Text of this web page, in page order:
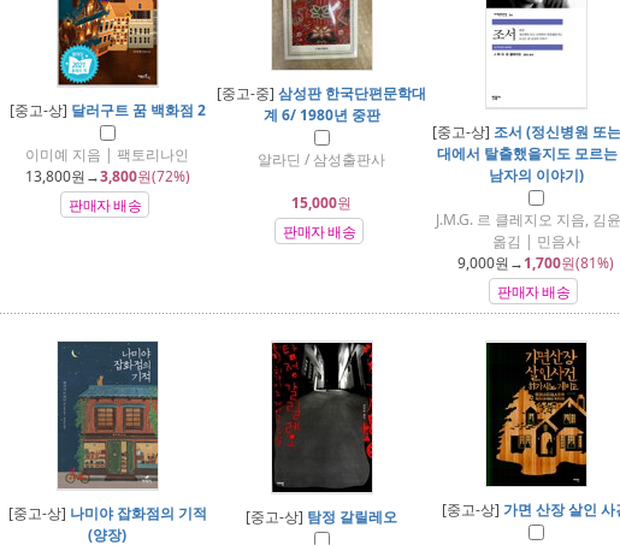
[중고-상] 달러구트 꿈 백화점 2
이미예 지음 | 팩토리나인
13,800원→3,800원(72%)
판매자 배송
[중고-중] 삼성판 한국단편문학대
계 6/ 1980년 중판
알라딘 / 삼성출판사
15,000원
판매자 배송
[중고-상] 조서 (정신병원 또
대에서 탈출했을지도 모르
남자의 이야기)
J.M.G. 르 클레지오 지음, 김
옮김 | 민음사
9,000원→1,700원(81%)
판매자 배송
[중고-상] 나미야 잡화점의 기적
(양장)
[중고-상] 탐정 갈릴레오 [중고-상] 가면 산장 살인 사